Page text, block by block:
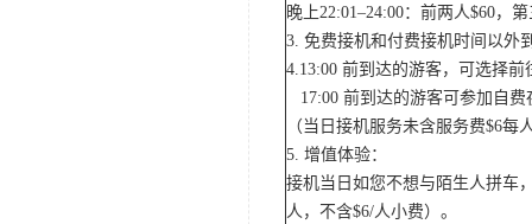
晚上22:01–24:00：前两人$60，
3. 免费接机和付费接机时间以外
4.13:00 前到达的游客，可选择
17:00 前到达的游客可参加自
（当日接机服务未含服务费$6每
5. 增值体验：
接机当日如您不想与陌生人拼车
人，不含$6/人小费）。